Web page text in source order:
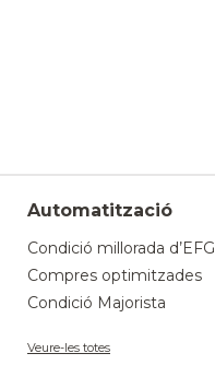
Automatització
Condició millorada d’EFG
Compres optimitzades
Condició Majorista
Veure-les totes